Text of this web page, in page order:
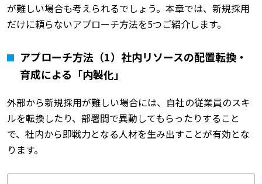
が難しい場合も考えられるでしょう。本章では、新規採用
だけに頼らないアプローチ方法を5つご紹介します。
アプローチ方法（1）社内リソースの配置転換・
育成による「内製化」
外部から新規採用が難しい場合には、自社の従業員のスキ
ルを転換したり、部署間で異動してもらったりすること
で、社内から即戦力となる人材を生み出すことが有効とな
ります。